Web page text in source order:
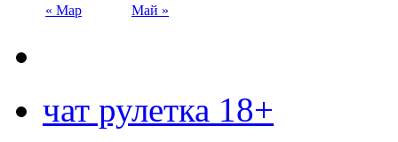
« Мар Май »
чат рулетка 18+